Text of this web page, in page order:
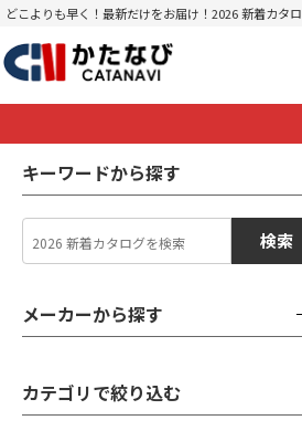
どこよりも早く！最新だけをお届け！2026 新着カタ
キーワードから探す
検索
メーカーから探す
カテゴリで絞り込む